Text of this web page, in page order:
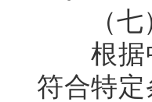
（七
根据中
符合特